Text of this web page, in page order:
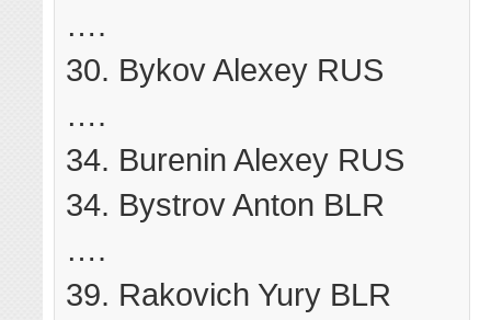
….
30. Bykov Alexey RUS
….
34. Burenin Alexey RUS
34. Bystrov Anton BLR
….
39. Rakovich Yury BLR